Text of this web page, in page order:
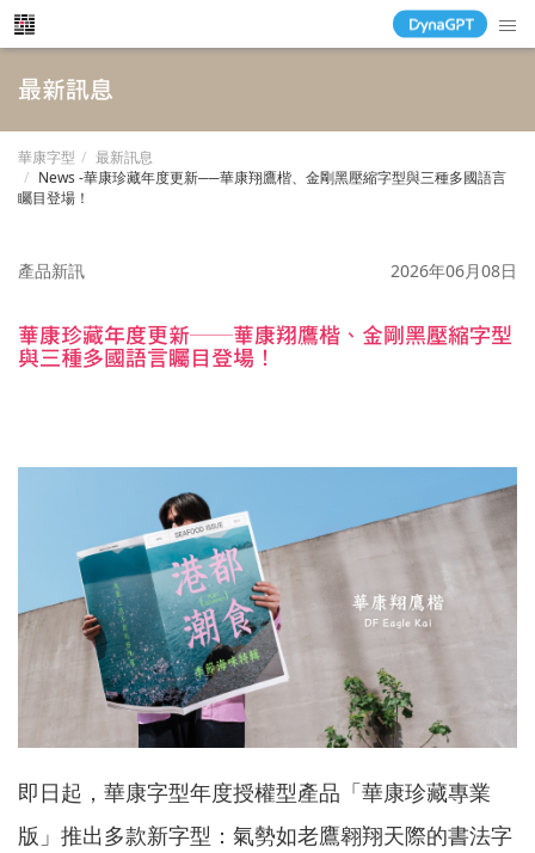
最新訊息
華康字型
最新訊息
News -華康珍藏年度更新──華康翔鷹楷、金剛黑壓縮字型與三種多國語言
矚目登場！
產品新訊 2026年06月08日
華康珍藏年度更新──華康翔鷹楷、金剛黑壓縮字型
與三種多國語言矚目登場！
即日起，華康字型年度授權型產品「華康珍藏專業
版」推出多款新字型：氣勢如老鷹翱翔天際的書法字